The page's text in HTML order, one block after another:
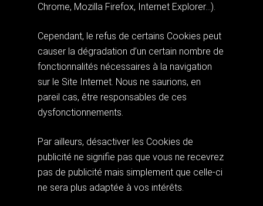
Chrome, Mozilla Firefox, Internet Explorer…).
Cependant, le refus de certains Cookies peut
causer la dégradation d’un certain nombre de
fonctionnalités nécessaires à la navigation
sur le Site Internet. Nous ne saurions, en
pareil cas, être responsables de ces
dysfonctionnements.
Par ailleurs, désactiver les Cookies de
publicité ne signifie pas que vous ne recevrez
pas de publicité mais simplement que celle-ci
ne sera plus adaptée à vos intérêts.